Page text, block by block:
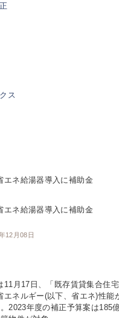
ス
エネ給湯器導入に補助金
エネ給湯器導入に補助金
12月08日
月17日、「既存賃貸集合住
エネルギー(以下、省エネ)性
2023年度の補正予算案は185億